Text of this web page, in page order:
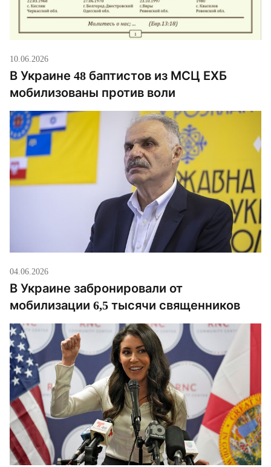
10.06.2026
В Украине 48 баптистов из МСЦ ЕХБ
мобилизованы против воли
04.06.2026
В Украине забронировали от
мобилизации 6,5 тысячи священников